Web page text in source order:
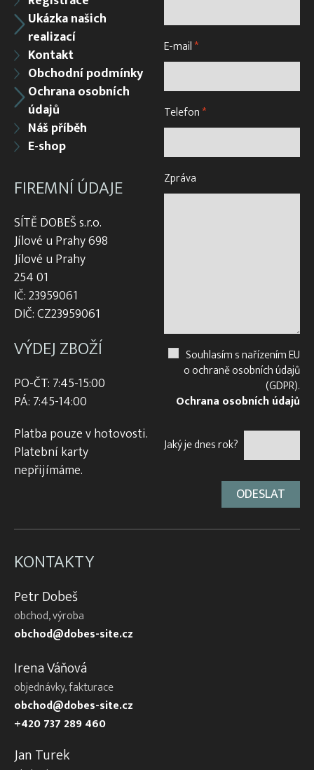
Ukázka našich
realizací
Kontakt
Obchodní podmínky
Ochrana osobních
údajů
Náš příběh
E-shop
FIREMNÍ ÚDAJE
SÍTĚ DOBEŠ s.r.o.
Jílové u Prahy 698
Jílové u Prahy
254 01
IČ: 23959061
DIČ: CZ23959061
VÝDEJ ZBOŽÍ
PO-ČT: 7:45-15:00
PÁ: 7:45-14:00
Platba pouze v hotovosti.
Platební karty
nepřijímáme.
E-mail*
Telefon*
Zpráva
Souhlasím s nařízením EU
o ochraně osobních údajů
(GDPR).
Ochrana osobních údajů
Jaký je dnes rok?
KONTAKTY
Petr Dobeš
obchod, výroba
obchod@dobes-site.cz
Irena Váňová
objednávky, fakturace
obchod@dobes-site.cz
+420 737 289 460
Jan Turek